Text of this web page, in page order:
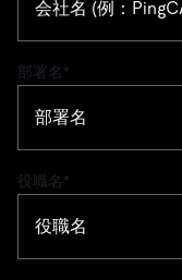
部署名*
役職名*